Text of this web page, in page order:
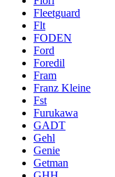
Fleetguard
Flt
FODEN
Ford
Foredil
Fram
Franz Kleine
Fst
Furukawa
GADT
Gehl
Genie
Getman